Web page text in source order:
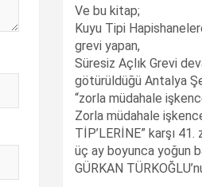
Ve bu kitap;
Kuyu Tipi
grevi yapan,
Süresiz Açlık Grevi
götürüldüğü Antalya
“zorla müdahale
Zorla müdahale
TİP’LERİNE” karşı
üç ay boyunca yoğun
GÜRKAN